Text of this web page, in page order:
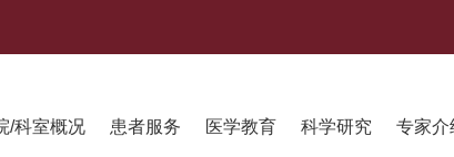
/科室概况 患者服务 医学教育 科学研究 专家介